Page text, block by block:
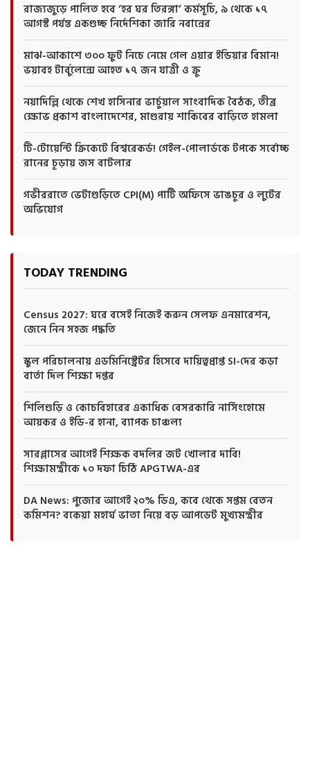
রাজ্যজুড়ে পালিত হবে ‘হর ঘর তিরঙ্গা’ কর্মসূচি, ৯ থেকে ১৭
আগস্ট পর্যন্ত একগুচ্ছ নির্দেশিকা জারি নবান্নের
মাঝ-আকাশে ৩০০ ফুট নিচে নেমে গেল এয়ার ইন্ডিয়ার বিমান!
ভয়াবহ টার্বুলেন্সে আহত ১৭ জন যাত্রী ও ক্রু
নয়াদিল্লি থেকে শেখ হাসিনার ভার্চুয়াল সাংবাদিক বৈঠক, তীব্র
ক্ষোভ প্রকাশ বাংলাদেশের, মাগুরায় শাকিবের বাড়িতে হামলা
টি-টোয়েন্টি ক্রিকেটে বিশ্বরেকর্ড! গেইল-পোলার্ডকে টপকে সর্বোচ্চ
রানের চূড়ায় জস বাটলার
গভীররাতে ভেটাগুড়িতে CPI(M) পার্টি অফিসে ভাঙচুর ও লুটের
অভিযোগ
TODAY TRENDING
Census 2027: ঘরে বসেই নিজেই করুন সেলফ এনমারেশন,
জেনে নিন সহজ পদ্ধতি
স্কুল পরিচালনায় এডমিনিস্ট্রেটর হিসেবে দায়িত্বপ্রাপ্ত SI-দের কড়া
বার্তা দিল শিক্ষা দপ্তর
শিলিগুড়ি ও কোচবিহারের একাধিক বেসরকারি নার্সিংহোমে
আয়কর ও ইডি-র হানা, ব্যাপক চাঞ্চল্য
সারপ্লাসের আগেই শিক্ষক বদলির জট খোলার দাবি!
শিক্ষামন্ত্রীকে ১০ দফা চিঠি APGTWA-এর
DA News: পুজোর আগেই ২০% ডিএ, কবে থেকে সপ্তম বেতন
কমিশন? বকেয়া মহার্ঘ ভাতা নিয়ে বড় আপডেট মুখ্যমন্ত্রীর